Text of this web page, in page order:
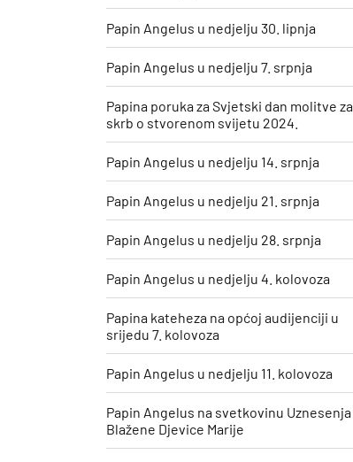
Papin Angelus u nedjelju 30. lipnja
Papin Angelus u nedjelju 7. srpnja
Papina poruka za Svjetski dan molitve za
skrb o stvorenom svijetu 2024.
Papin Angelus u nedjelju 14. srpnja
Papin Angelus u nedjelju 21. srpnja
Papin Angelus u nedjelju 28. srpnja
Papin Angelus u nedjelju 4. kolovoza
Papina kateheza na općoj audijenciji u
srijedu 7. kolovoza
Papin Angelus u nedjelju 11. kolovoza
​Papin Angelus na svetkovinu Uznesenja
Blažene Djevice Marije